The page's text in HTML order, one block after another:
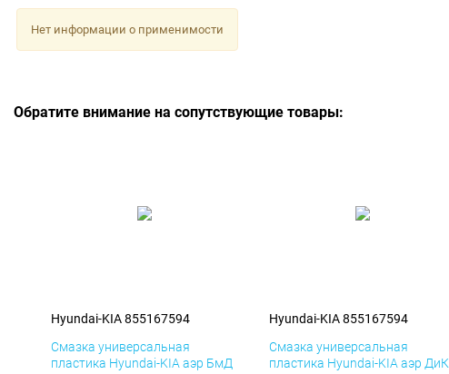
Нет информации о применимости
Обратите внимание на сопутствующие товары:
Hyundai-KIA 855167594
Смазка универсальная
пластика Hyundai-KIA аэр БмД
Hyundai-KIA 855167594
Смазка универсальная
пластика Hyundai-KIA аэр ДиК